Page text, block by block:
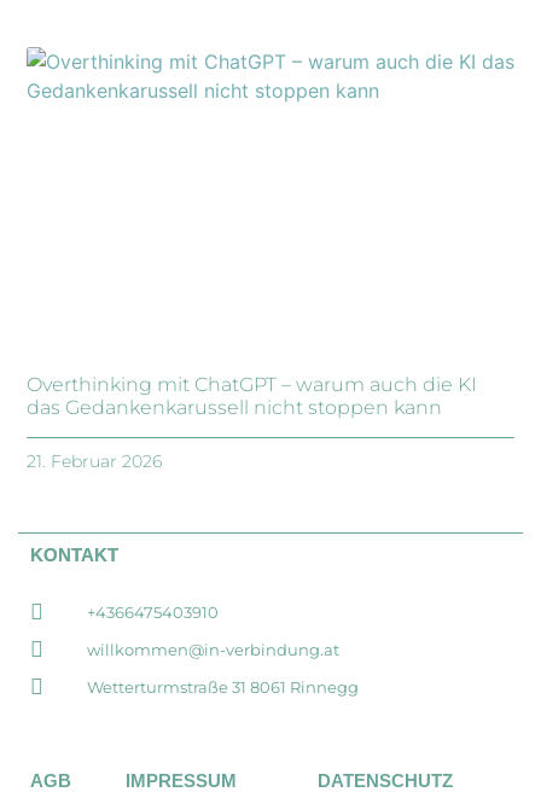
Overthinking mit ChatGPT – warum auch die KI
das Gedankenkarussell nicht stoppen kann
21. Februar 2026
KONTAKT
+4366475403910
willkommen@in-verbindung.at
Wetterturmstraße 31 8061 Rinnegg
AGB IMPRESSUM DATENSCHUTZ